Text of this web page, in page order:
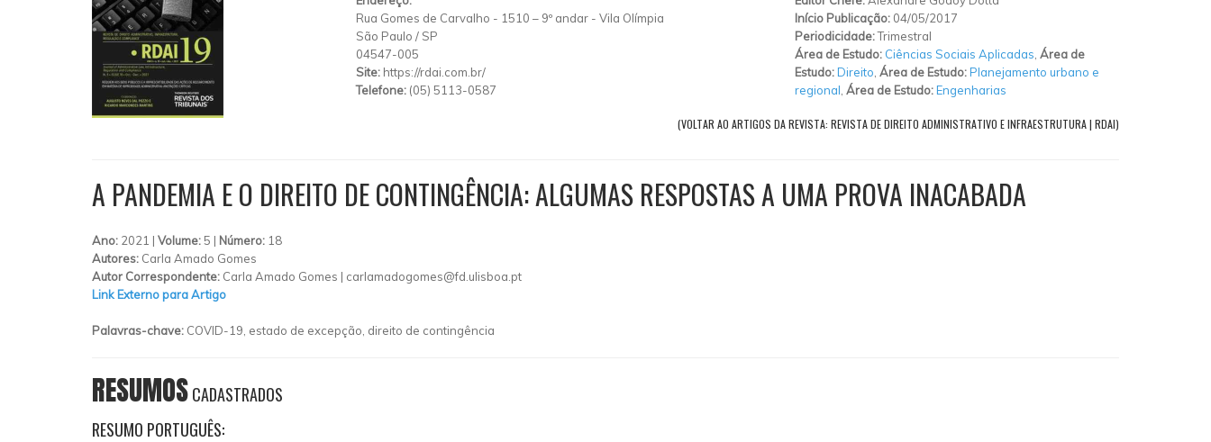
Rua Gomes de Carvalho - 1510 – 9º andar- Vila Olímpia
São Paulo / SP
04547-005
Site: https://rdai.com.br/
Telefone: (05) 5113-0587
Início Publicação: 04/05/2017
Periodicidade:Trimestral
Área de Estudo: Ciências Sociais Aplicadas Área de
Estudo:Direito Área de Estudo:Planejamento urbano e
regional Área de Estudo:Engenharias
(VOLTAR AO ARTIGOS DA REVISTA: REVISTA DE DIREITO ADMINISTRATIVO E INFRAESTRUTURA | RDAI)
A PANDEMIA E O DIREITO DE CONTINGÊNCIA: ALGUMAS RESPOSTAS A UMA PROVA INACABADA
Ano: 2021 | Volume:5 | Número: 18
Autores: Carla Amado Gomes
Autor Correspondente: Carla Amado Gomes | carlamadogomes@fd.ulisboa.pt
Link Externo para Artigo
Palavras-chave: COVID-19, estado de excepção, direito de contingência
RESUMOSCADASTRADOS
RESUMO PORTUGUÊS: